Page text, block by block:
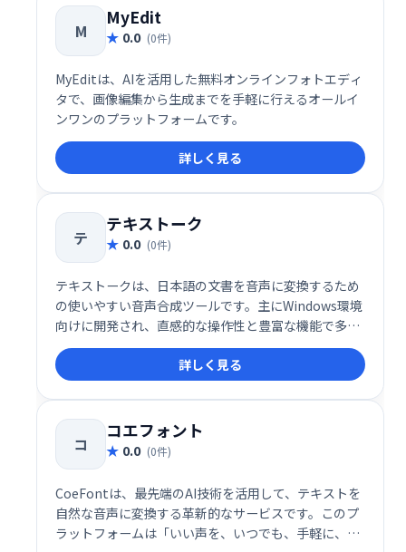
M
MyEdit
0.0 (0件)
MyEditは、AIを活用した無料オンラインフォトエディ
タで、画像編集から生成までを手軽に行えるオールイ
ンワンのプラットフォームです。
詳しく見る
テ
テキストーク
0.0 (0件)
テキストークは、日本語の文書を音声に変換するため
の使いやすい音声合成ツールです。主にWindows環境
向けに開発され、直感的な操作性と豊富な機能で多く
のユーザーに支持されています。
詳しく見る
コ
コエフォント
0.0 (0件)
CoeFontは、最先端のAI技術を活用して、テキストを
自然な音声に変換する革新的なサービスです。このプ
ラットフォームは「いい声を、いつでも、手軽に、使